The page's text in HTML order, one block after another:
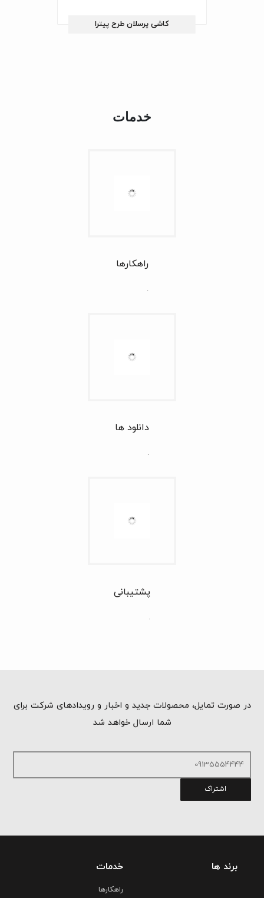
کاشی پرسلان طرح پیترا
خدمات
راهکارها
.
دانلود ها
.
پشتیبانی
.
در صورت تمایل، محصولات جدید و اخبار و رویدادهای شرکت برای
شما ارسال خواهد شد
اشتراک
برند ها خدمات
راهکارها